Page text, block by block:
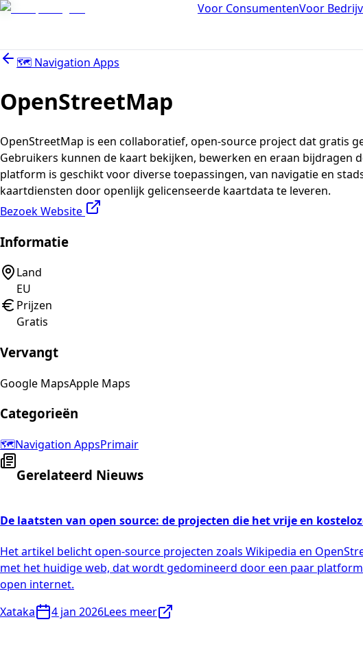
Voor ConsumentenVoor
🗺️ Navigation Apps
OpenStreetMap
OpenStreetMap is een collaboratief, open-source project dat gratis
Gebruikers kunnen de kaart bekijken, bewerken en eraan
platform is geschikt voor diverse toepassingen, van navigatie en
kaartdiensten door openlijk gelicenseerde kaartdata te leveren.
Bezoek Website
Informatie
Land
EU
Prijzen
Gratis
Vervangt
Google MapsApple Maps
Categorieën
🗺️Navigation AppsPrimair
Gerelateerd Nieuws
De laatsten van open source: de projecten die het vrije en
Het artikel belicht open-source projecten zoals Wikipedia en
met het huidige web, dat wordt gedomineerd door een paar
open internet.
Xataka
4 jan 2026Lees meer